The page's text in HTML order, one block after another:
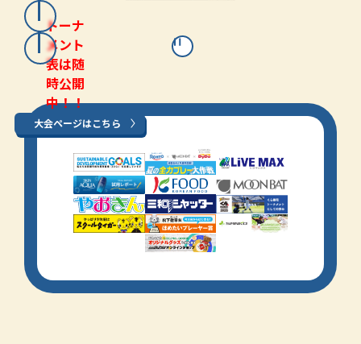
トーナ
メント
表は随
時公開
中！！
大会ページはこちら